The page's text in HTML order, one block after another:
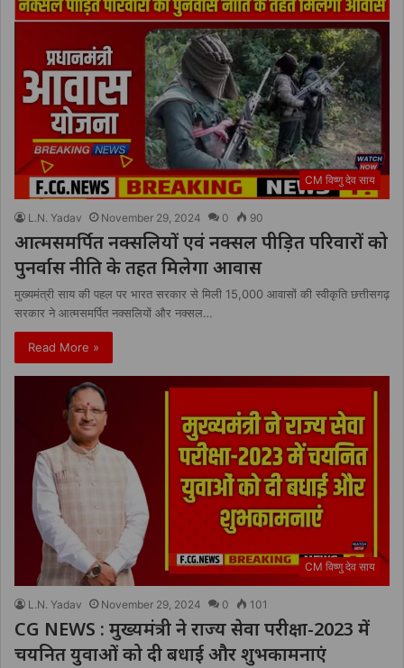
CM विष्णु देव साय
L.N. Yadav November 29, 2024 0 90
आत्मसमर्पित नक्सलियों एवं नक्सल पीड़ित परिवारों को
पुनर्वास नीति के तहत मिलेगा आवास
मुख्यमंत्री साय की पहल पर भारत सरकार से मिली 15,000 आवासों की स्वीकृति छत्तीसगढ़
सरकार ने आत्मसमर्पित नक्सलियों और नक्सल…
Read More »
CM विष्णु देव साय
L.N. Yadav November 29, 2024 0 101
CG NEWS : मुख्यमंत्री ने राज्य सेवा परीक्षा-2023 में
चयनित युवाओं को दी बधाई और शुभकामनाएं